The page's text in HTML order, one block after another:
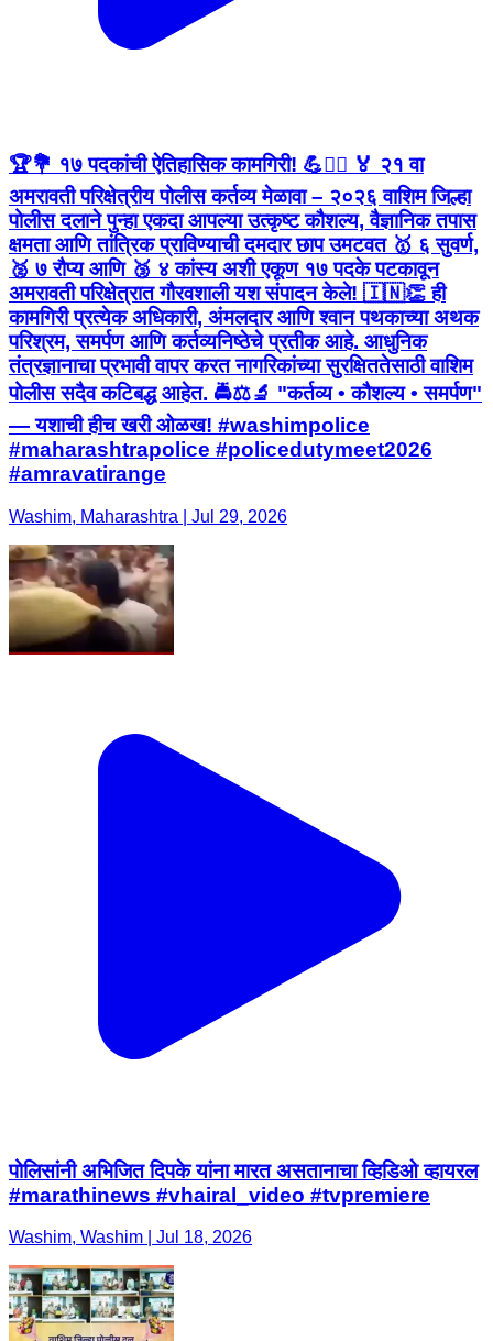
🏆💐 १७ पदकांची ऐतिहासिक कामगिरी! 💪👮‍♂️ 🏅 २१ वा
अमरावती परिक्षेत्रीय पोलीस कर्तव्य मेळावा – २०२६ वाशिम जिल्हा
पोलीस दलाने पुन्हा एकदा आपल्या उत्कृष्ट कौशल्य, वैज्ञानिक तपास
क्षमता आणि तांत्रिक प्राविण्याची दमदार छाप उमटवत 🥇 ६ सुवर्ण,
🥈 ७ रौप्य आणि 🥉 ४ कांस्य अशी एकूण १७ पदके पटकावून
अमरावती परिक्षेत्रात गौरवशाली यश संपादन केले! 🇮🇳👏 ही
कामगिरी प्रत्येक अधिकारी, अंमलदार आणि श्वान पथकाच्या अथक
परिश्रम, समर्पण आणि कर्तव्यनिष्ठेचे प्रतीक आहे. आधुनिक
तंत्रज्ञानाचा प्रभावी वापर करत नागरिकांच्या सुरक्षिततेसाठी वाशिम
पोलीस सदैव कटिबद्ध आहेत. 🚔⚖️🔬 "कर्तव्य • कौशल्य • समर्पण"
— यशाची हीच खरी ओळख! #washimpolice
#maharashtrapolice #policedutymeet2026
#amravatirange
Washim, Maharashtra | Jul 29, 2026
पोलिसांनी अभिजित दिपके यांना मारत असतानाचा व्हिडिओ व्हायरल
#marathinews #vhairal_video #tvpremiere
Washim, Washim | Jul 18, 2026